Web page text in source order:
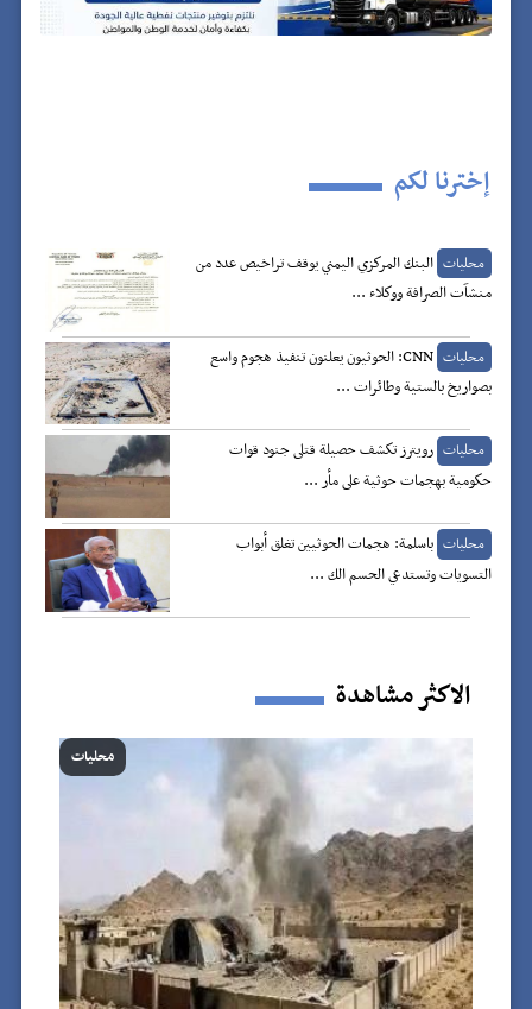
إخترنا لكم
محليات البنك المركزي اليمني يوقف تراخيص عدد من
منشآت الصرافة ووكلاء ...
محليات
CNN: الحوثيون يعلنون تنفيذ هجوم واسع
بصواريخ بالستية وطائرات ...
محليات رويترز تكشف حصيلة قتلى جنود قوات
حكومية بهجمات حوثية على مأر ...
محليات باسلمة: هجمات الحوثيين تغلق أبواب
التسويات وتستدعي الحسم الك ...
الاكثر مشاهدة
محليات